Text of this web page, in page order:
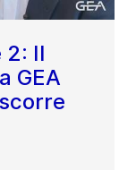
2: Il
GEA